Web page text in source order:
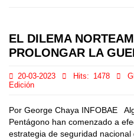
EL DILEMA
PROLONGAR LA
20-03-2023 Hits: 1478
Edición
Por George Chaya INFOBAE
Pentágono han comenzado a
estrategia de seguridad nacional